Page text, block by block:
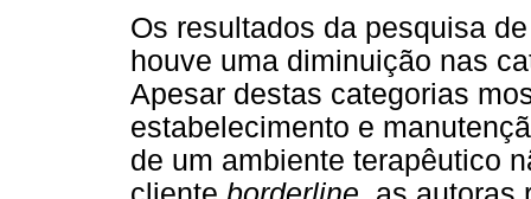
Os resultados da pesquisa
houve uma diminuição nas
Apesar destas categorias
estabelecimento e
de um ambiente terapêutico